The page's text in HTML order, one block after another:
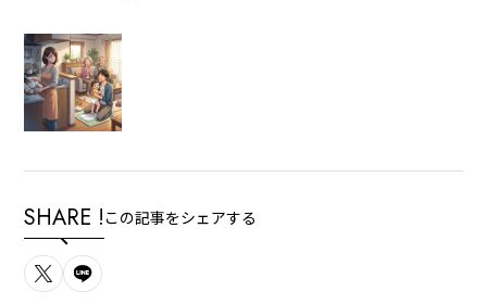
SHARE ! この記事をシェアする